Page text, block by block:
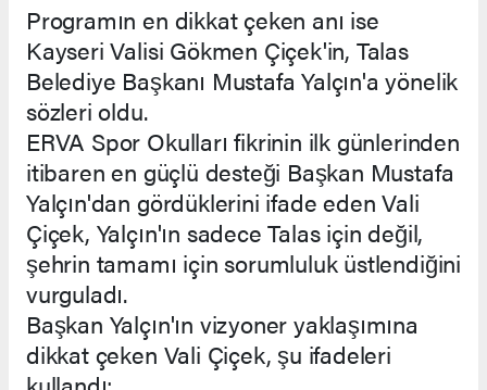
Programın en dikkat çeken anı ise
Kayseri Valisi Gökmen Çiçek'in, Talas
Belediye Başkanı Mustafa Yalçın'a yönelik
sözleri oldu.
ERVA Spor Okulları fikrinin ilk günlerinden
itibaren en güçlü desteği Başkan Mustafa
Yalçın'dan gördüklerini ifade eden Vali
Çiçek, Yalçın'ın sadece Talas için değil,
şehrin tamamı için sorumluluk üstlendiğini
vurguladı.
Başkan Yalçın'ın vizyoner yaklaşımına
dikkat çeken Vali Çiçek, şu ifadeleri